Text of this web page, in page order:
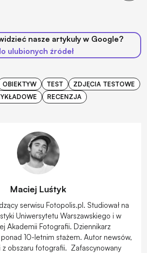
nasze artykuły w Google?
ulubionych źródeł
OBIEKTYW TEST
ZDJĘCIA TESTOWE
RECENZJA
Maciej Luśtyk
serwisu Fotopolis.pl. Studiował na
Uniwersytetu Warszawskiego i w
Akademii Fotografii. Dziennikarz
10-letnim stażem. Autor newsów,
obszaru fotografii. Zafascynowany